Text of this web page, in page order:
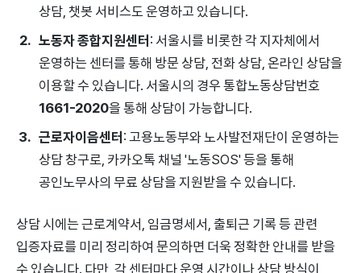
상담, 챗봇 서비스도 운영하고 있습니다.
노동자 종합지원센터: 서울시를 비롯한 각 지자체에서
운영하는 센터를 통해 방문 상담, 전화 상담, 온라인 상담을
이용할 수 있습니다. 서울시의 경우 통합노동상담번호
1661-2020을 통해 상담이 가능합니다.
근로자이음센터: 고용노동부와 노사발전재단이 운영하는
상담 창구로, 카카오톡 채널 '노동SOS' 등을 통해
공인노무사의 무료 상담을 지원받을 수 있습니다.
상담 시에는 근로계약서, 임금명세서, 출퇴근 기록 등 관련
입증자료를 미리 정리하여 문의하면 더욱 정확한 안내를 받을
수 있습니다. 다만, 각 센터마다 운영 시간이나 상담 방식이